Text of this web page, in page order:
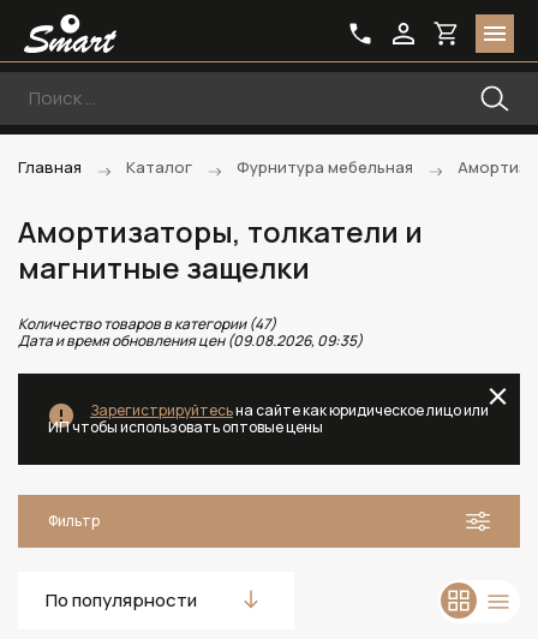
Главная Каталог Фурнитура мебельная
Амортизаторы, толкатели и
магнитные защелки
Количество товаров в категории (47)
Дата и время обновления цен (09.08.2026, 09:35)
Зарегистрируйтесьна сайте как юридическое лицо или
ИП чтобы использовать оптовые цены
Фильтр
По популярности